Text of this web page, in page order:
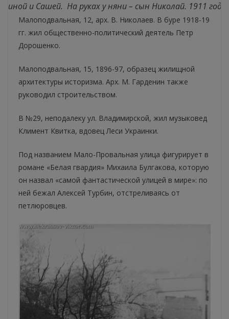
Зиной и Сашей. На руках у няни – сын Николай. 1911 год.
Малоподвальная, 12, арх. В. Николаев. В буре 1918-19
гг. жил общественно-политический деятель Петр
Дорошенко.
Малоподвальная, 15, 1896-97, образец жилищной
архитектуры историзма. Арх. М. Гарденин также
руководил строительством.
В №29, неподалеку ул. Владимирской, жил музыковед
Климент Квитка, вдовец Леси Украинки.
Под названием Мало-Провальная улица фигурирует в
романе «Белая гвардия» Михаила Булгакова, которую
он назвал «самой фантастической улицей в мире»: по
ней бежал Алексей Турбин, отстреливаясь от
петлюровцев.